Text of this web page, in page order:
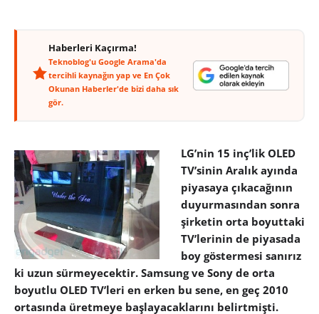
Haberleri Kaçırma!
Teknoblog'u Google Arama'da
tercihli kaynağın yap ve En Çok
Okunan Haberler'de bizi daha sık
gör.
LG’nin 15 inç’lik OLED
TV’sinin Aralık ayında
piyasaya çıkacağının
duyurmasından sonra
şirketin orta boyuttaki
TV’lerinin de piyasada
boy göstermesi sanırız
ki uzun sürmeyecektir. Samsung ve Sony de orta
boyutlu OLED TV’leri en erken bu sene, en geç 2010
ortasında üretmeye başlayacaklarını belirtmişti.